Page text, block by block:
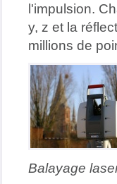
l'impulsion.
y, z et la
millions de
Balayage